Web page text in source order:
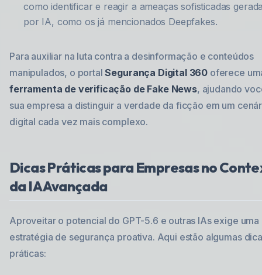
como identificar e reagir a ameaças sofisticadas
por IA, como os já mencionados Deepfakes.
Para auxiliar na luta contra a desinformação e conteúdos
manipulados, o portalSegurança Digital 360 oferece
ferramenta de verificação de Fake News, ajudando
sua empresa a distinguir a verdade da ficção em um
digital cada vez mais complexo.
Dicas Práticas para Empresas no
da IA Avançada
Aproveitar o potencial do GPT-5.6 e outras IAs exige uma
estratégia de segurança proativa. Aqui estão algumas
práticas: